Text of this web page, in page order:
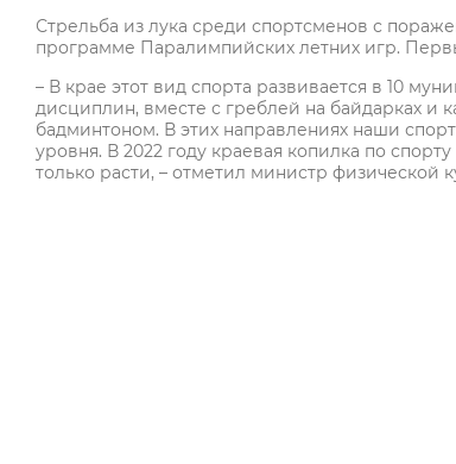
Стрельба из лука среди спортсменов с
программе Паралимпийских летних игр.
– В крае этот вид спорта развивается в 10
дисциплин, вместе с греблей на байдарках и
бадминтоном. В этих направлениях наши
уровня. В 2022 году краевая копилка по
только расти, – отметил министр физической